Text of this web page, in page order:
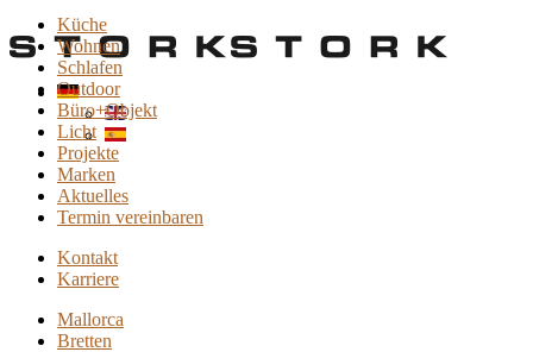
Küche
Wohnen
Schlafen
Outdoor
Büro+Objekt
Licht
Projekte
Marken
Aktuelles
Termin vereinbaren
Kontakt
Karriere
Mallorca
Bretten